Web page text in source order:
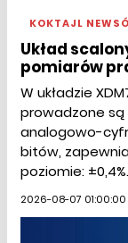
KOKTAJL
Układ
pomiarów
W układzie
prowadzone
analogowo-
bitów,
poziomie:
2026-08-07 01:00:00